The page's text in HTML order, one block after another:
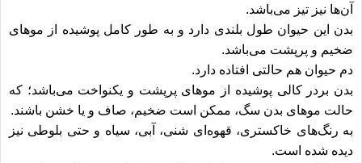
آن‌ها نیز تیز می‌باشد.
بدن این حیوان طول بلندی دارد و به طور کامل پوشیده از موهای
ضخیم و پرپشت می‌باشد.
دم حیوان هم حالتی افتاده دارد.
بدن بردر کالی پوشیده از موهای پرپشت و یکنواخت می‌باشد؛ که
حالت موهای بدن سگ، ممکن است ضخیم، صاف و یا خشن باشند.
به رنگ‌های خاکستری، قهوه‌ای شنی، آبی، سیاه و حتی بلوطی نیز
دیده شده است.